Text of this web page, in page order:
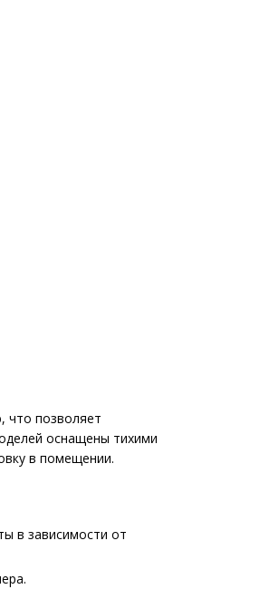
что позволяет
оснащены тихими
в помещении.
в зависимости от